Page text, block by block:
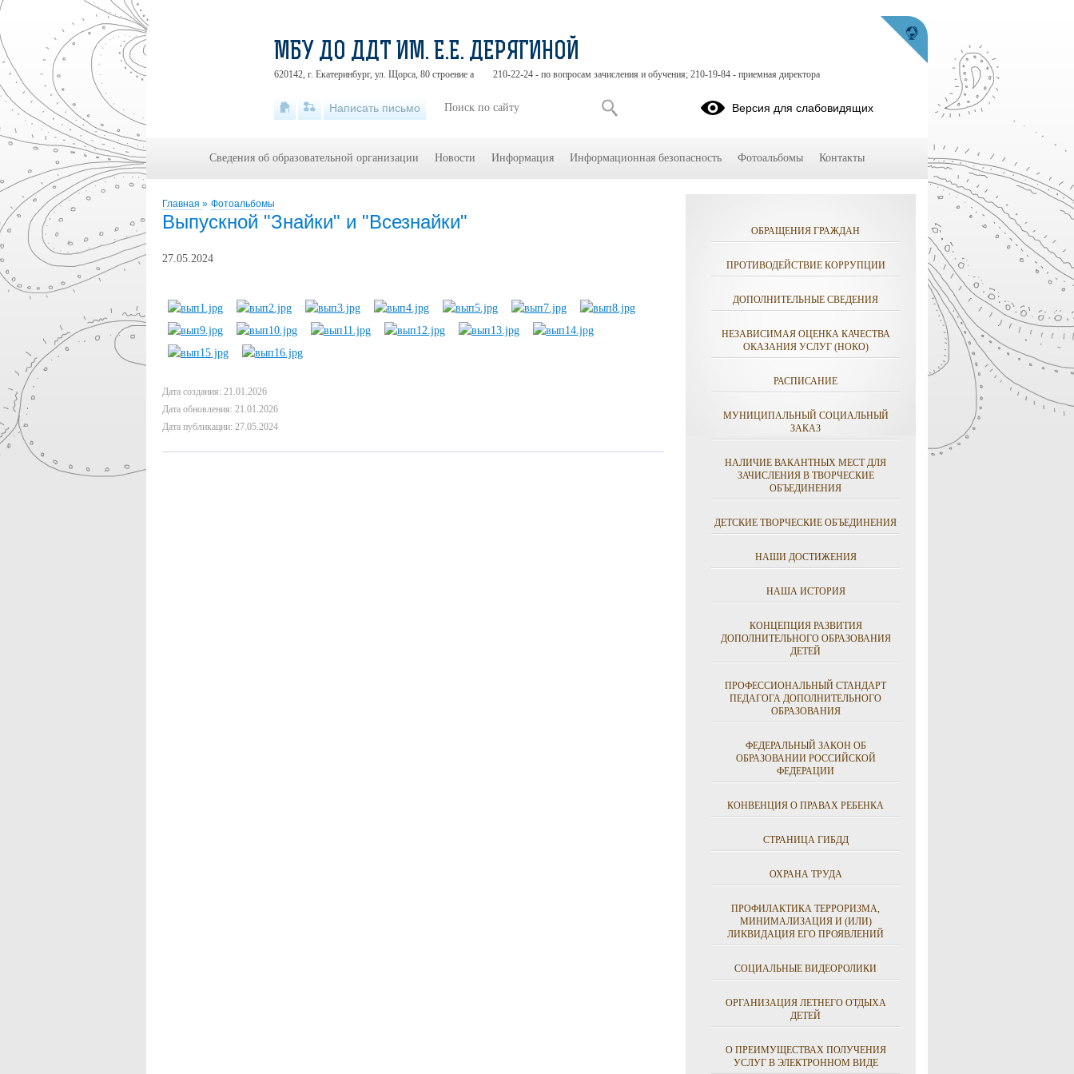
Главная » Фотоальбомы
Выпускной "Знайки" и "Всезнайки"
27.05.2024
Дата создания: 21.01.2026
Дата обновления: 21.01.2026
Дата публикации: 27.05.2024
ОБРАЩЕНИЯ ГРАЖДАН
ПРОТИВОДЕЙСТВИЕ КОРРУПЦИИ
ДОПОЛНИТЕЛЬНЫЕ СВЕДЕНИЯ
НЕЗАВИСИМАЯ ОЦЕНКА КАЧЕСТВА
ОКАЗАНИЯ УСЛУГ (НОКО)
РАСПИСАНИЕ
МУНИЦИПАЛЬНЫЙ СОЦИАЛЬНЫЙ
ЗАКАЗ
НАЛИЧИЕ ВАКАНТНЫХ МЕСТ ДЛЯ
ЗАЧИСЛЕНИЯ В ТВОРЧЕСКИЕ
ОБЪЕДИНЕНИЯ
ДЕТСКИЕ ТВОРЧЕСКИЕ ОБЪЕДИНЕНИЯ
НАШИ ДОСТИЖЕНИЯ
НАША ИСТОРИЯ
КОНЦЕПЦИЯ РАЗВИТИЯ
ДОПОЛНИТЕЛЬНОГО ОБРАЗОВАНИЯ
ДЕТЕЙ
ПРОФЕССИОНАЛЬНЫЙ СТАНДАРТ
ПЕДАГОГА ДОПОЛНИТЕЛЬНОГО
ОБРАЗОВАНИЯ
ФЕДЕРАЛЬНЫЙ ЗАКОН ОБ
ОБРАЗОВАНИИ РОССИЙСКОЙ
ФЕДЕРАЦИИ
КОНВЕНЦИЯ О ПРАВАХ РЕБЕНКА
СТРАНИЦА ГИБДД
ОХРАНА ТРУДА
ПРОФИЛАКТИКА ТЕРРОРИЗМА,
МИНИМАЛИЗАЦИЯ И (ИЛИ)
ЛИКВИДАЦИЯ ЕГО ПРОЯВЛЕНИЙ
СОЦИАЛЬНЫЕ ВИДЕОРОЛИКИ
ОРГАНИЗАЦИЯ ЛЕТНЕГО ОТДЫХА
ДЕТЕЙ
О ПРЕИМУЩЕСТВАХ ПОЛУЧЕНИЯ
УСЛУГ В ЭЛЕКТРОННОМ ВИДЕ
МБУ ДО ДДТ ИМ. Е.Е. ДЕРЯГИНОЙ
620142, г. Екатеринбург, ул. Щорса, 80 строение а 210-22-24 - по вопросам зачисления и обучения; 210-19-84 - приемная директора
Написать письмо Версия для слабовидящих
Сведения об образовательной организации Новости Информация Информационная безопасность Фотоальбомы Контакты